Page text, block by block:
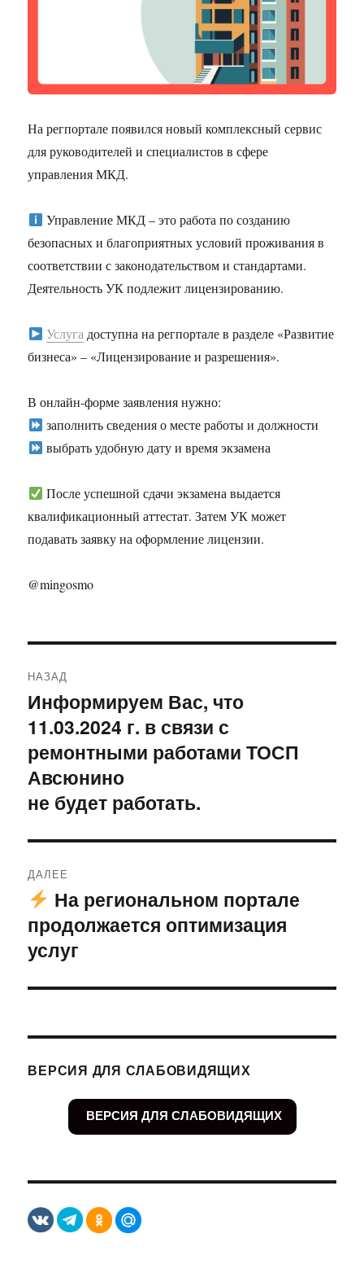
На регпортале появился новый комплексный сервис
для руководителей и специалистов в сфере
управления МКД.
Управление МКД – это работа по созданию
безопасных и благоприятных условий проживания в
соответствии с законодательством и стандартами.
Деятельность УК подлежит лицензированию.
Услуга доступна на регпортале в разделе «Развитие
бизнеса» – «Лицензирование и разрешения».
В онлайн-форме заявления нужно:
заполнить сведения о месте работы и должности
выбрать удобную дату и время экзамена
После успешной сдачи экзамена выдается
квалификационный аттестат. Затем УК может
подавать заявку на оформление лицензии.
@mingosmo
по
записям
НАЗАД
Предыдущая
запись:
Информируем Вас, что
11.03.2024 г. в связи с
ремонтными работами ТОСП
Авсюнино
не будет работать.
ДАЛЕЕ
Следующая
запись:
На региональном портале
продолжается оптимизация
услуг
ВЕРСИЯ ДЛЯ СЛАБОВИДЯЩИХ
ВЕРСИЯ ДЛЯ СЛАБОВИДЯЩИХ